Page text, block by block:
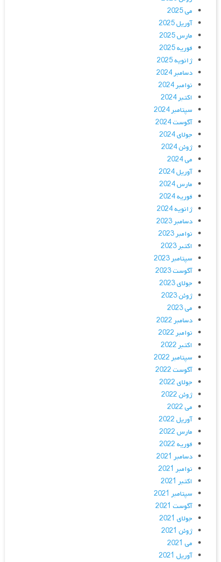
می 2025
آوریل 2025
مارس 2025
فوریه 2025
ژانویه 2025
دسامبر 2024
نوامبر 2024
اکتبر 2024
سپتامبر 2024
آگوست 2024
جولای 2024
ژوئن 2024
می 2024
آوریل 2024
مارس 2024
فوریه 2024
ژانویه 2024
دسامبر 2023
نوامبر 2023
اکتبر 2023
سپتامبر 2023
آگوست 2023
جولای 2023
ژوئن 2023
می 2023
دسامبر 2022
نوامبر 2022
اکتبر 2022
سپتامبر 2022
آگوست 2022
جولای 2022
ژوئن 2022
می 2022
آوریل 2022
مارس 2022
فوریه 2022
دسامبر 2021
نوامبر 2021
اکتبر 2021
سپتامبر 2021
آگوست 2021
جولای 2021
ژوئن 2021
می 2021
آوریل 2021